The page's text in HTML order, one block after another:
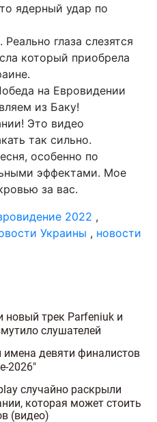
ядерный удар по
глаза слезятся
который приобрела
на Евровидении
из Баку!
Это видео
так сильно.
особенно по
эффектами. Мое
за вас.
2022 ,
Украины , новости
новый трек Parfeniuk и
слушателей
имена девяти финалистов
2026"
случайно раскрыли
которая может стоить
(видео)